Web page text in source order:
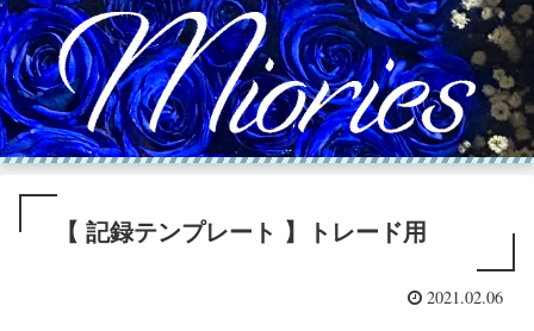
【 記録テンプレート 】トレード用
2021.02.06